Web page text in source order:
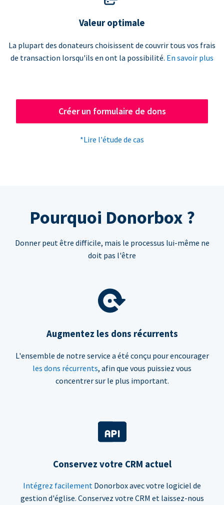
Valeur optimale
La plupart des donateurs choisissent de couvrir tous vos frais
de transaction lorsqu'ils en ont la possibilité. En savoir plus
Créer un formulaire de dons
*Lire l'étude de cas
Pourquoi Donorbox ?
Donner peut être difficile, mais le processus lui-même ne
doit pas l'être
Augmentez les dons récurrents
L'ensemble de notre service a été conçu pour encourager
les dons récurrents, afin que vous puissiez vous
concentrer sur le plus important.
Conservez votre CRM actuel
Intégrez facilement Donorbox avec votre logiciel de
gestion d'église. Conservez votre CRM et laissez-nous